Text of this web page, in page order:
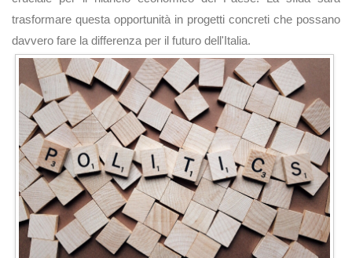
trasformare questa opportunità in progetti concreti che possano
davvero fare la differenza per il futuro dell'Italia.